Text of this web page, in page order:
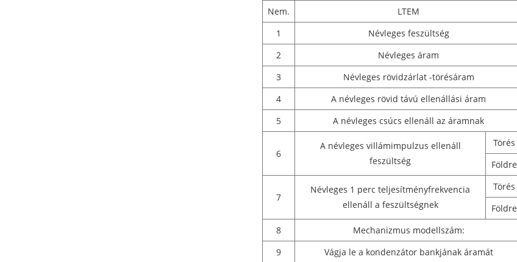
Nem. LTEM
1
Névleges feszültség
2
Névleges áram
3
Névleges rövidzárlat -törésáram
4
A névleges rövid távú ellenállási áram
5
A névleges csúcs ellenáll az áramnak
6
A névleges villámimpulzus ellenáll
feszültség
Törés
Földre
7
Névleges 1 perc teljesítményfrekvencia
ellenáll a feszültségnek
Törés
Földre
8
Mechanizmus modellszám:
9
Vágja le a kondenzátor bankjának áramát